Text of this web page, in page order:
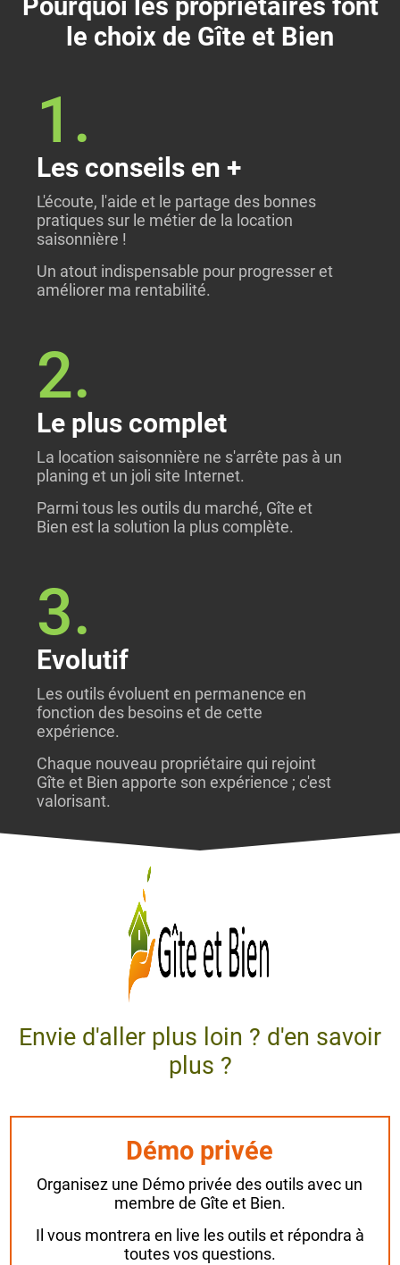
Pourquoi les propriétaires font
le choix de Gîte et Bien
1.
Les conseils en +
L'écoute, l'aide et le partage des bonnes
pratiques sur le métier de la location
saisonnière !
Un atout indispensable pour progresser et
améliorer ma rentabilité.
2.
Le plus complet
La location saisonnière ne s'arrête pas à un
planing et un joli site Internet.
Parmi tous les outils du marché, Gîte et
Bien est la solution la plus complète.
3.
Evolutif
Les outils évoluent en permanence en
fonction des besoins et de cette
expérience.
Chaque nouveau propriétaire qui rejoint
Gîte et Bien apporte son expérience ; c'est
valorisant.
Envie d'aller plus loin ? d'en savoir
plus ?
Démo privée
Organisez une Démo privée des outils avec un
membre de Gîte et Bien.
Il vous montrera en live les outils et répondra à
toutes vos questions.